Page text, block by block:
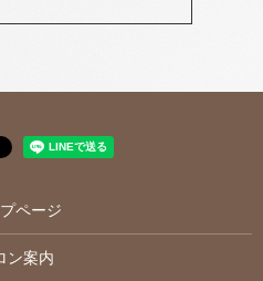
ページ
ン案内